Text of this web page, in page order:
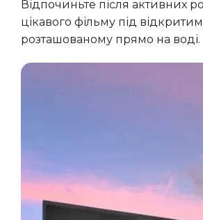
Відпочиньте після активних розваг у спа-центрі Сонева Соул (Soneva Soul). А Захід зустріньте за переглядом
цікавого фільму під
розташованому прямо на воді.